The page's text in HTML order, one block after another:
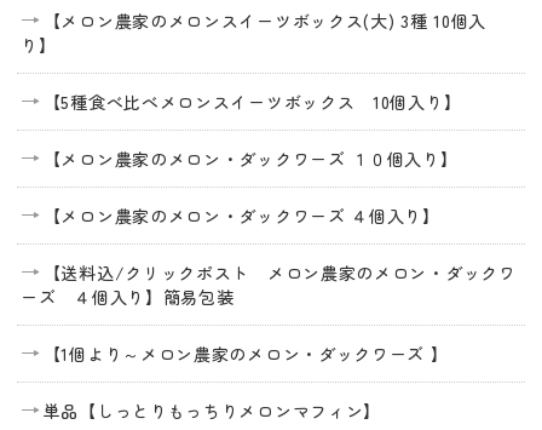
【メロン農家のメロンスイーツボックス(大) 3種 10個入
り】
【5種食べ比べメロンスイーツボックス 10個入り】
【メロン農家のメロン・ダックワーズ １０個入り】
【メロン農家のメロン・ダックワーズ ４個入り】
【送料込/クリックポスト メロン農家のメロン・ダックワ
ーズ ４個入り】簡易包装
【1個より～メロン農家のメロン・ダックワーズ 】
単品【しっとりもっちりメロンマフィン】